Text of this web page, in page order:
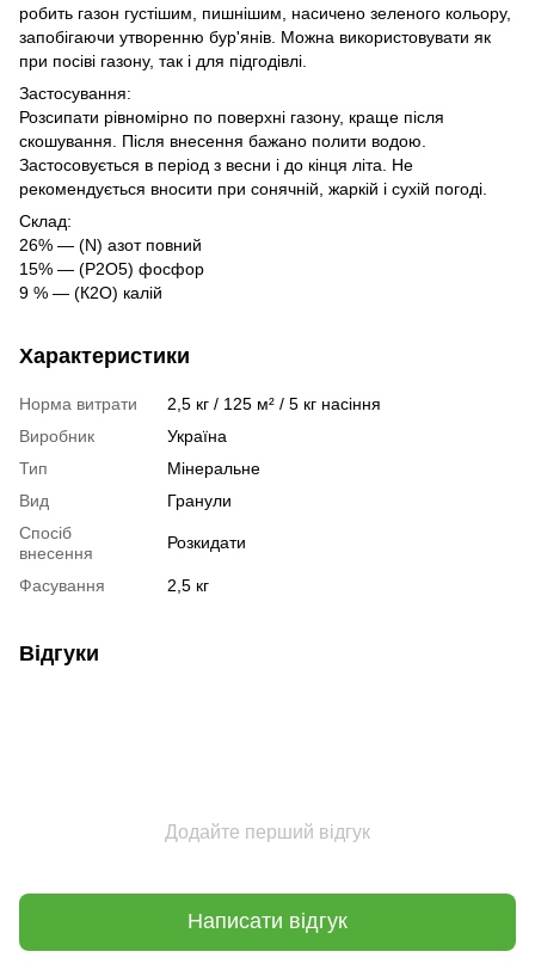
робить газон густішим, пишнішим, насичено зеленого кольору,
запобігаючи утворенню бур'янів. Можна використовувати як
при посіві газону, так і для підгодівлі.
Застосування:
Розсипати рівномірно по поверхні газону, краще після
скошування. Після внесення бажано полити водою.
Застосовується в період з весни і до кінця літа. Не
рекомендується вносити при сонячній, жаркій і сухій погоді.
Склад:
26% — (N) азот повний
15% — (Р2О5) фосфор
9 % — (К2О) калій
Характеристики
Норма витрати
2,5 кг / 125 м² / 5 кг насіння
Виробник
Україна
Тип
Мінеральне
Вид
Гранули
Спосіб
внесення
Розкидати
Фасування 2,5 кг
Відгуки
Додайте перший відгук
Написати відгук